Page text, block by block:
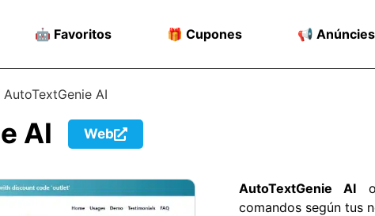
🤖 Favoritos 🎁 Cupones 📢
AutoTextGenie AI
AI Web
AutoTextGenie AI
comandos según tus